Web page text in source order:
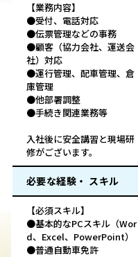
【業務内容】
●受付、電話対応
●伝票管理などの事務
●顧客（協力会社、運送会
社）対応
●運行管理、配車管理、倉
庫管理
●他部署調整
●手続き関連業務等
入社後に安全講習と現場研
修がございます。
必要な経験・ スキル
【必須スキル】
●基本的なPCスキル（Wor
d、Excel、PowerPoint）
●普通自動車免許